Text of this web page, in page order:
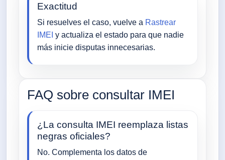
Exactitud
Si resuelves el caso, vuelve a Rastrear
IMEI y actualiza el estado para que nadie
más inicie disputas innecesarias.
FAQ sobre consultar IMEI
¿La consulta IMEI reemplaza listas
negras oficiales?
No. Complementa los datos de